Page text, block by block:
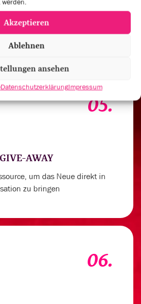
Akzeptieren
Ablehnen
ansehen
DatenschutzerklärungImpressum
05.
AWAY
um das Neue direkt in
zu bringen
06.